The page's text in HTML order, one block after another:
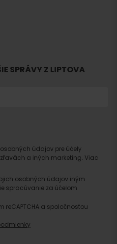
SPRÁVY Z LIPTOVA
údajov pre účely
a iných marketing. Viac
osobných údajov iným
spracúvanie za účelom
a spoločnosťou